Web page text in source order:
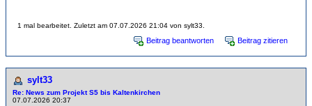
1 mal bearbeitet. Zuletzt am 07.07.2026 21:04 von sylt33.
Beitrag beantworten Beitrag zitieren
sylt33
Re: News zum Projekt S5 bis Kaltenkirchen
07.07.2026 20:37